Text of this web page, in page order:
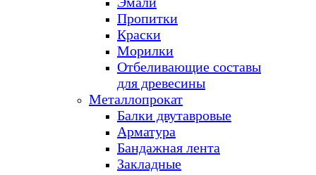
Пропитки
Краски
Морилки
Отбеливающие составы
для древесины
Металлопрокат
Балки двутавровые
Арматура
Бандажная лента
Закладные